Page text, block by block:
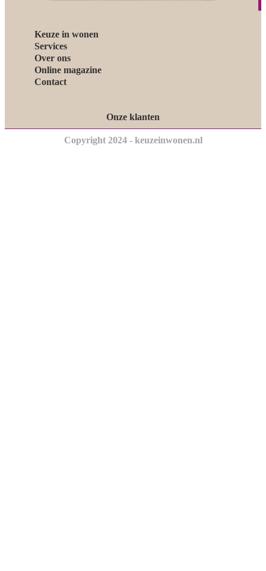
Keuze in wonen
Services
Over ons
Online magazine
Contact
Onze klanten
Copyright 2024 - keuzeinwonen.nl